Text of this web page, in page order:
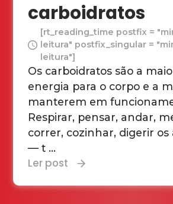
carboidratos
[rt_reading_time postfix =
leitura" postfix_singular =
leitura"]
Os carboidratos são a
energia para o corpo e a
manterem em
Respirar, pensar, andar,
correr, cozinhar, digerir os
— t ...
Ler post